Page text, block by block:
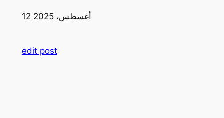
12 أغسطس، 2025
edit post